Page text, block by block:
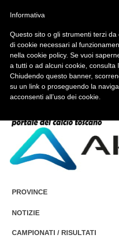
FORUM-ACCEDI
Accedi / Registrati
PROVINCE
EDIZIONE:
AREZZO
NOTIZIE
NOTIZIE:
CAMPIONATI / RISULTATI
Informativa
Questo sito o gli strumenti terzi
di cookie necessari al
nella cookie policy. Se vuoi
a tutti o ad alcuni cookie, consulta
Chiudendo questo banner,
su un link o proseguendo la
acconsenti all’uso dei cookie.